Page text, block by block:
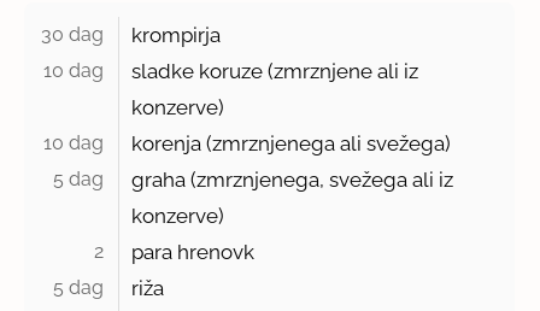
30 dag krompirja
10 dag
sladke koruze (zmrznjene ali iz
konzerve)
10 dag korenja (zmrznjenega ali svežega)
5 dag
graha (zmrznjenega, svežega ali iz
konzerve)
2 para hrenovk
5 dag riža